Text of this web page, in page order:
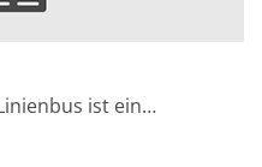
ist ein…